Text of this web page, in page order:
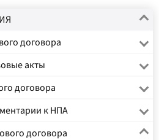
договора
акты
договора
к НПА
договора